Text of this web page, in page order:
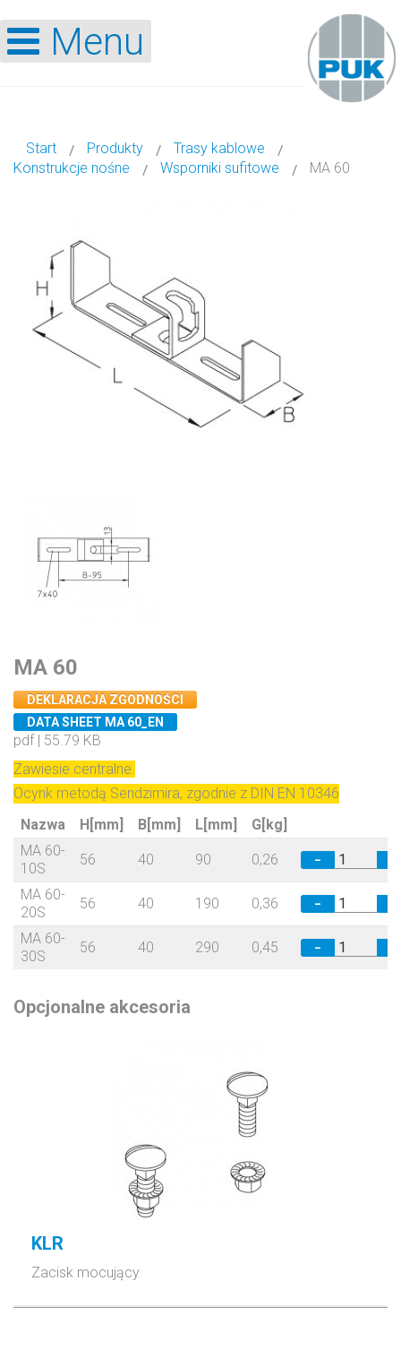
Menu
Start Produkty
Trasy kablowe
Konstrukcje nośne
Wsporniki sufitowe MA 60
MA 60
DEKLARACJA ZGODNOŚCI
DATA SHEET MA 60_EN
pdf | 55.79 KB
Zawiesie centralne.
Ocynk metodą Sendzimira, zgodnie z DIN EN 10346
Nazwa
H[mm] B[mm] L[mm]
G[kg]
MA 60-
10S
56 40 90 0,26 −
MA 60-
20S
56 40 190 0,36 −
MA 60-
30S
56 40 290 0,45 −
Opcjonalne akcesoria
KLR
Zacisk mocujący